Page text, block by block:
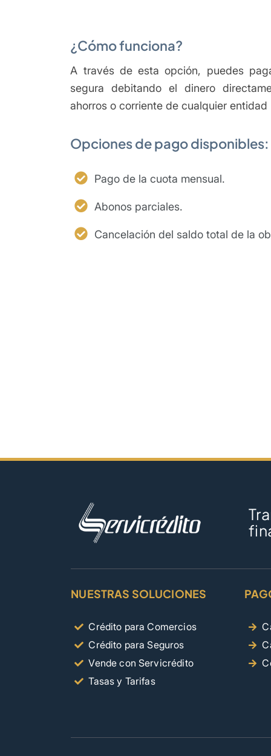
¿Cómo funciona?
A través de esta opción, puedes
segura debitando el dinero
ahorros o corriente de cualquier entidad
Opciones de pago disponibles:
Pago de la cuota mensual.
Abonos parciales.
Cancelación del saldo total de la
NUESTRAS SOLUCIONES
Crédito para Comercios
Crédito para Seguros
Vende con Servicrédito
Tasas y Tarifas